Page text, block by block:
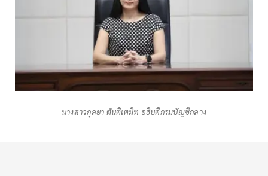
นางสาวกุลยา ตันติเตมิท อธิบดีกรมบัญชีกลาง